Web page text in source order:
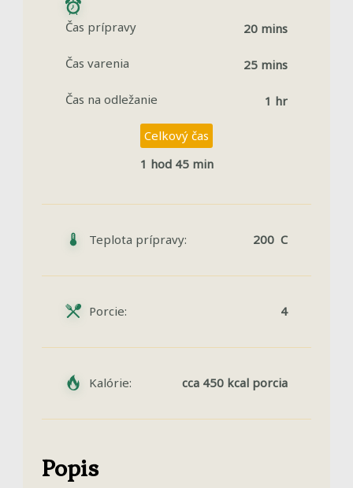
Čas prípravy 20 mins
Čas varenia 25 mins
Čas na odležanie 1 hr
Celkový čas
1 hod 45 min
Teplota prípravy: 200 C
Porcie: 4
Kalórie: cca 450 kcal porcia
Popis